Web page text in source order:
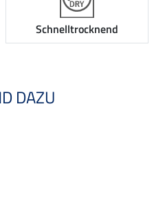
Schnelltrocknend
DAZU